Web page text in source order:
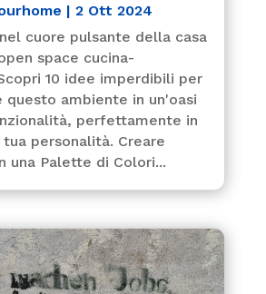
| 2 Ott 2024
cuore pulsante della casa
space cucina-
10 idee imperdibili per
questo ambiente in un'oasi
perfettamente in
personalità. Creare
una Palette di Colori...